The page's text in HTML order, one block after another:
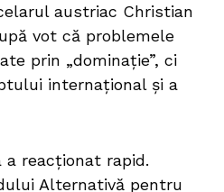
austriac Christian
vot că problemele
prin „dominație”, ci
internațional și a
a reacționat rapid.
Alternativă pentru